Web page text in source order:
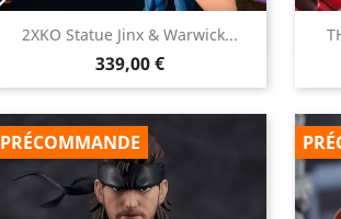
2XKO Statue Jinx & Warwick...
Prix
339,00 €
Aperçu rapide
PRÉCOMMANDE